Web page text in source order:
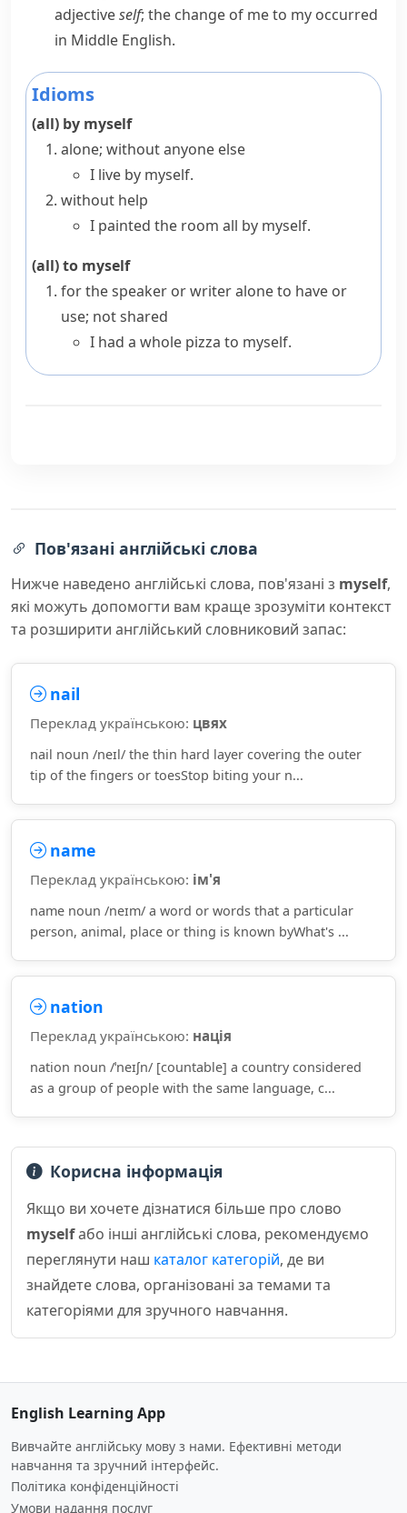
adjectiveself; the change of meto my occurred
in Middle English.
Idioms
(all) by myself
alone; without anyone else
I live by myself.
without help
I painted the room all by myself.
(all) to myself
for the speaker or writer alone to have or
use; not shared
I had a whole pizza to myself.
Пов'язані англійські слова
Нижче наведено англійські слова, пов'язані з myself,
які можуть допомогти вам краще зрозуміти контекст
та розширити англійський словниковий запас:
nail
Переклад українською: цвях
nail noun /neɪl/ the thin hard layer covering the outer
tip of the fingers or toesStop biting your n...
name
Переклад українською: ім'я
name noun /neɪm/ a word or words that a particular
person, animal, place or thing is known byWhat's ...
nation
Переклад українською: нація
nation noun /ˈneɪʃn/ [countable] a country considered
as a group of people with the same language, c...
Корисна інформація
Якщо ви хочете дізнатися більше про слово
myselfабо інші англійські слова, рекомендуємо
переглянути наш каталог категорій, де ви
знайдете слова, організовані за темами та
категоріями для зручного навчання.
English Learning App
Вивчайте англійську мову з нами. Ефективні методи
навчання та зручний інтерфейс.
Політика конфіденційності
Умови надання послуг